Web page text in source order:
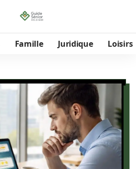
Famille Juridique Loisirs